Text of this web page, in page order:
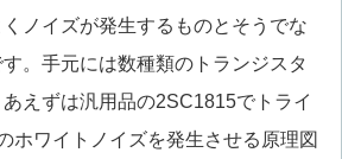
ノイズが発生するものとそうでな
。手元には数種類のトランジスタ
えずは汎用品の2SC1815でトライ
ホワイトノイズを発生させる原理図